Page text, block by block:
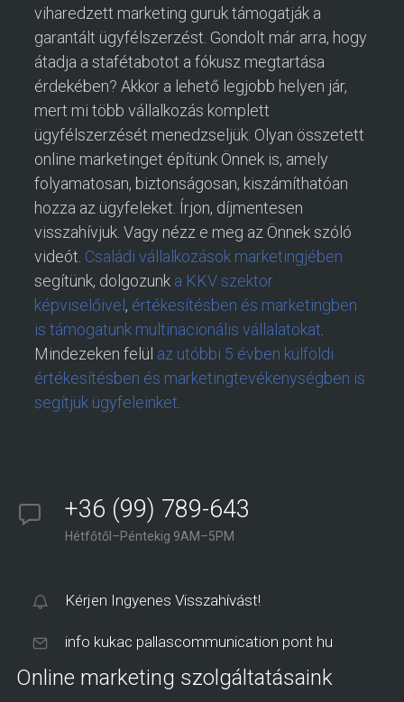
viharedzett marketing guruk támogatják a
garantált ügyfélszerzést. Gondolt már arra, hogy
átadja a stafétabotot a fókusz megtartása
érdekében? Akkor a lehető legjobb helyen jár,
mert mi több vállalkozás komplett
ügyfélszerzését menedzseljük. Olyan összetett
online marketinget építünk Önnek is, amely
folyamatosan, biztonságosan, kiszámíthatóan
hozza az ügyfeleket. Írjon, díjmentesen
visszahívjuk. Vagy nézz e meg az Önnek szóló
videót. Családi vállalkozások marketingjében
segítünk, dolgozunk a KKV szektor
képviselőivel , értékesítésben és marketingben
is támogatunk multinacionális vállalatokat.
Mindezeken felül az utóbbi 5 évben külföldi
értékesítésben és marketingtevékenységben is
segítjük ügyfeleinket.
+36 (99) 789-643
Hétfőtől–Péntekig 9AM–5PM
Kérjen Ingyenes Visszahívást!
info kukac pallascommunication pont hu
Online marketing szolgáltatásaink